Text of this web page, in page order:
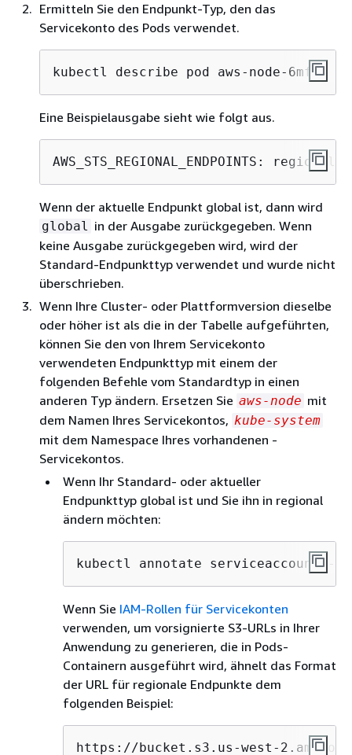
Ermitteln Sie den Endpunkt-Typ, den das
Servicekonto des Pods verwendet.
kubectl describe pod aws-node-6mfgv -n
Eine Beispielausgabe sieht wie folgt aus.
AWS_STS_REGIONAL_ENDPOINTS: regional
Wenn der aktuelle Endpunkt global ist, dann wird
global in der Ausgabe zurückgegeben. Wenn
keine Ausgabe zurückgegeben wird, wird der
Standard-Endpunkttyp verwendet und wurde nicht
überschrieben.
Wenn Ihre Cluster- oder Plattformversion dieselbe
oder höher ist als die in der Tabelle aufgeführten,
können Sie den von Ihrem Servicekonto
verwendeten Endpunkttyp mit einem der
folgenden Befehle vom Standardtyp in einen
anderen Typ ändern. Ersetzen Sie aws-node mit
dem Namen Ihres Servicekontos, kube-system
mit dem Namespace Ihres vorhandenen -
Servicekontos.
Wenn Ihr Standard- oder aktueller
Endpunkttyp global ist und Sie ihn in regional
ändern möchten:
kubectl annotate serviceaccount -n
Wenn Sie IAM-Rollen für Servicekonten
verwenden, um vorsignierte S3-URLs in Ihrer
Anwendung zu generieren, die in Pods-
Containern ausgeführt wird, ähnelt das Format
der URL für regionale Endpunkte dem
folgenden Beispiel:
https://bucket.s3.us-west-